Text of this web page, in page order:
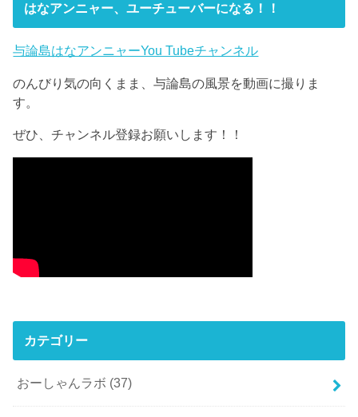
はなアンニャー、ユーチューバーになる！！
与論島はなアンニャーYou Tubeチャンネル
のんびり気の向くまま、与論島の風景を動画に撮りま
す。
ぜひ、チャンネル登録お願いします！！
カテゴリー
おーしゃんラボ (37)